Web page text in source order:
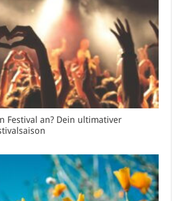
Festival an? Dein ultimativer